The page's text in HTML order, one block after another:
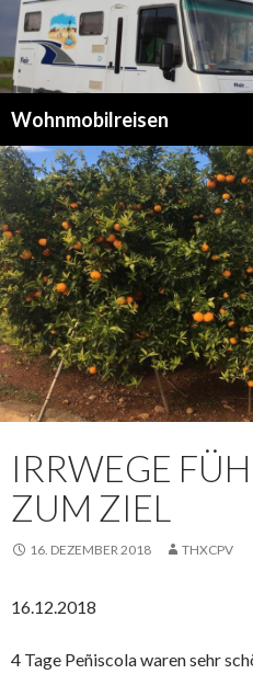
Wohnmobilreisen
ZUM
INHALT
IRRWEGE
ZUM ZIEL
16. DEZEMBER 2018 THXCPV
16.12.2018
4 Tage Peñiscola waren sehr